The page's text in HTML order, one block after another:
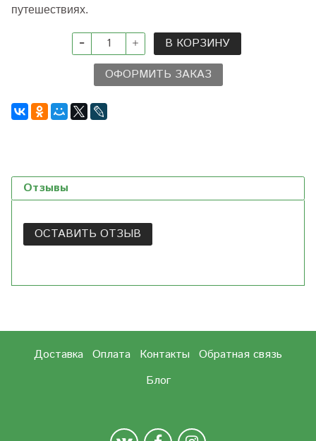
путешествиях.
В КОРЗИНУ
ОФОРМИТЬ ЗАКАЗ
Отзывы
ОСТАВИТЬ ОТЗЫВ
Доставка Оплата Контакты
Обратная связь
Блог